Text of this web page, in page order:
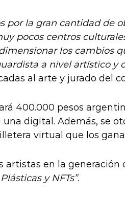
por la gran cantidad de
pocos centros
los cambios
a nivel artístico y
al arte y jurado del
400.000 pesos
digital. Además, se
virtual que los
artistas en la
y NFTs”.